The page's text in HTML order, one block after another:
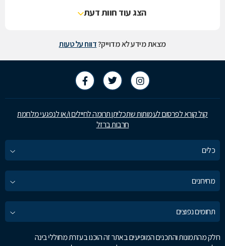
הצג עוד חוות דעת
מצאת מידע לא מדוייק?דווח על טעות
קול קורא לפרסום לעמותות שתכליתן תרומה לחיילים ו/או לנפגעי מלחמת
חרבות ברזל
כלים
מחירונים
תחומים נפוצים
חלק מהתמונות והתכנים המופיעים באתר זה הוכנו בעזרת מחוללי בינה